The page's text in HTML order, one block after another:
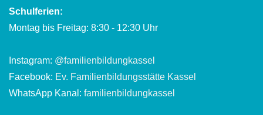
Schulferien:
Montag bis Freitag: 8:30 - 12:30 Uhr
Instagram: @familienbildungkassel
Facebook: Ev. Familienbildungsstätte Kassel
WhatsApp Kanal: familienbildungkassel